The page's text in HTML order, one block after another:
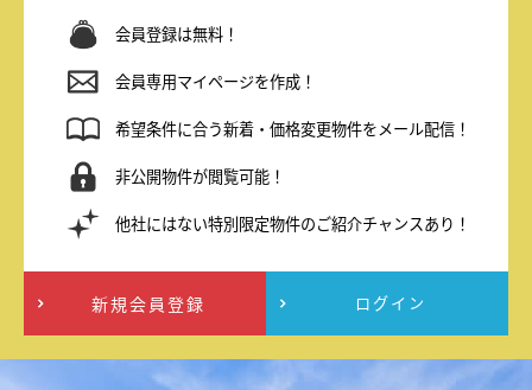
会員登録は無料！
会員専用マイページを作成！
希望条件に合う新着・価格変更物件をメール配信！
非公開物件が閲覧可能！
他社にはない特別限定物件のご紹介チャンスあり！
新規会員登録 ログイン